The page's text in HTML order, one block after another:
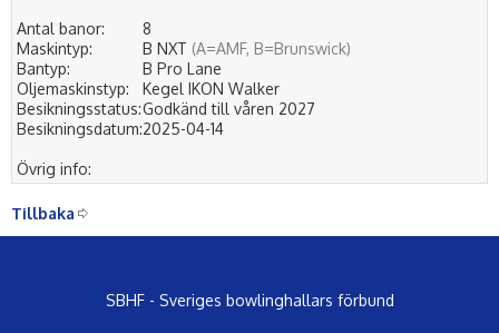
Antal banor:
8
Maskintyp:
B NXT (A=AMF, B=Brunswick)
Bantyp:
B Pro Lane
Oljemaskinstyp:
Kegel IKON Walker
Besikningsstatus:Godkänd till våren 2027
Besikningsdatum:2025-04-14
Övrig info:
Tillbaka
SBHF - Sveriges bowlinghallars förbund